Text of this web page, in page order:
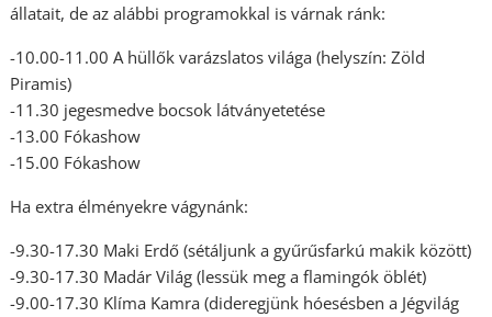
állatait, de az alábbi programokkal is várnak ránk:
-10.00-11.00 A hüllők varázslatos világa (helyszín: Zöld
Piramis)
-11.30 jegesmedve bocsok látványetetése
-13.00 Fókashow
-15.00 Fókashow
Ha extra élményekre vágynánk:
-9.30-17.30 Maki Erdő (sétáljunk a gyűrűsfarkú makik között)
-9.30-17.30 Madár Világ (lessük meg a flamingók öblét)
-9.00-17.30 Klíma Kamra (dideregjünk hóesésben a Jégvilág